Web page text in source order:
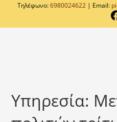
Τηλέφωνο:6980024622 | Email:
Υπηρεσία: